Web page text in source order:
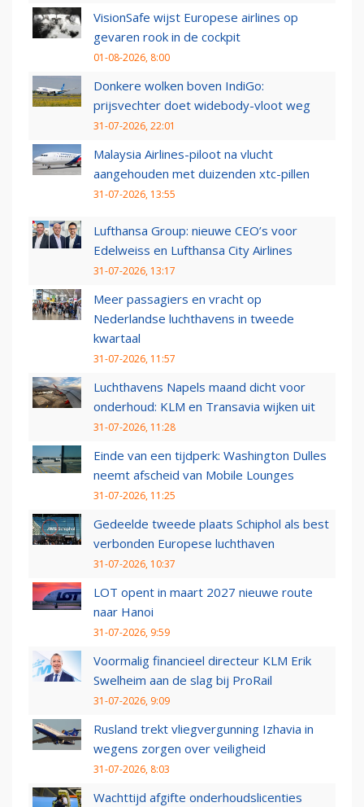
VisionSafe wijst Europese airlines op
gevaren rook in de cockpit
01-08-2026, 8:00
Donkere wolken boven IndiGo:
prijsvechter doet widebody-vloot weg
31-07-2026, 22:01
Malaysia Airlines-piloot na vlucht
aangehouden met duizenden xtc-pillen
31-07-2026, 13:55
Lufthansa Group: nieuwe CEO’s voor
Edelweiss en Lufthansa City Airlines
31-07-2026, 13:17
Meer passagiers en vracht op
Nederlandse luchthavens in tweede
kwartaal
31-07-2026, 11:57
Luchthavens Napels maand dicht voor
onderhoud: KLM en Transavia wijken uit
31-07-2026, 11:28
Einde van een tijdperk: Washington Dulles
neemt afscheid van Mobile Lounges
31-07-2026, 11:25
Gedeelde tweede plaats Schiphol als best
verbonden Europese luchthaven
31-07-2026, 10:37
LOT opent in maart 2027 nieuwe route
naar Hanoi
31-07-2026, 9:59
Voormalig financieel directeur KLM Erik
Swelheim aan de slag bij ProRail
31-07-2026, 9:09
Rusland trekt vliegvergunning Izhavia in
wegens zorgen over veiligheid
31-07-2026, 8:03
Wachttijd afgifte onderhoudslicenties